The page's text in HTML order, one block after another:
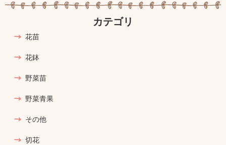
カテゴリ
花苗
花鉢
野菜苗
野菜青果
その他
切花